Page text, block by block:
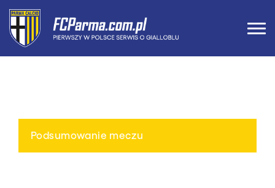
Podsumowanie meczu